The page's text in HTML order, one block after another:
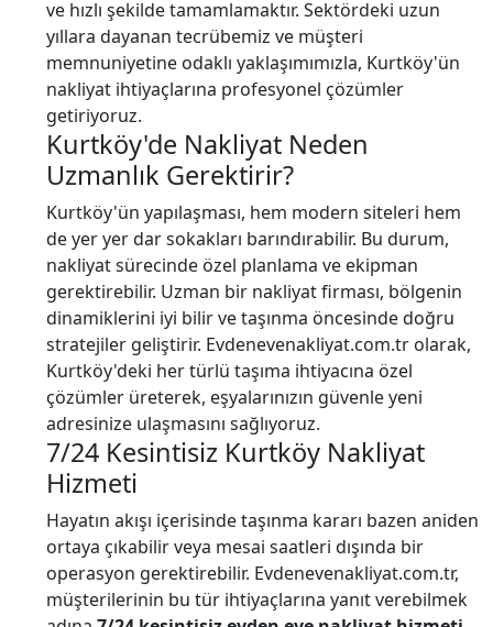
ve hızlı şekilde tamamlamaktır. Sektördeki uzun
yıllara dayanan tecrübemiz ve müşteri
memnuniyetine odaklı yaklaşımımızla, Kurtköy'ün
nakliyat ihtiyaçlarına profesyonel çözümler
getiriyoruz.
Kurtköy'de Nakliyat Neden
Uzmanlık Gerektirir?
Kurtköy'ün yapılaşması, hem modern siteleri hem
de yer yer dar sokakları barındırabilir. Bu durum,
nakliyat sürecinde özel planlama ve ekipman
gerektirebilir. Uzman bir nakliyat firması, bölgenin
dinamiklerini iyi bilir ve taşınma öncesinde doğru
stratejiler geliştirir. Evdenevenakliyat.com.tr olarak,
Kurtköy'deki her türlü taşıma ihtiyacına özel
çözümler üreterek, eşyalarınızın güvenle yeni
adresinize ulaşmasını sağlıyoruz.
7/24 Kesintisiz Kurtköy Nakliyat
Hizmeti
Hayatın akışı içerisinde taşınma kararı bazen aniden
ortaya çıkabilir veya mesai saatleri dışında bir
operasyon gerektirebilir. Evdenevenakliyat.com.tr,
müşterilerinin bu tür ihtiyaçlarına yanıt verebilmek